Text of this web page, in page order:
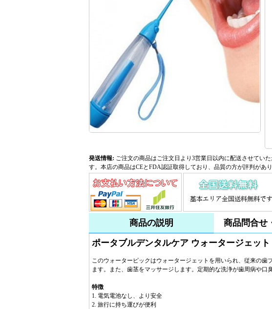
発送情報: ご注文の商品はご注文日より3営業日以内に配送させてい
す。本店の商品はCEとFDA認証取得しており、品質の方が評判があり
商品の説明 商品問合せ
ポータブルデンタルケア ウォータージェッ
このウォーターピックはウォータージェットを用いられ、従来の
ます。また、歯茎をマッサージします。定期的な洗浄が歯周病や口
特徴
1. 電気電池なし、より安全
2. 旅行に持ち運びが便利